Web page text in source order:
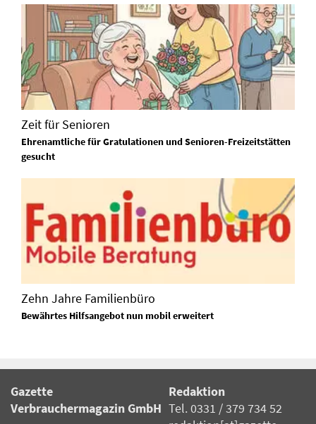
Zeit für Senioren
Ehrenamtliche für Gratulationen und Senioren-Freizeitstätten
gesucht
Zehn Jahre Familienbüro
Bewährtes Hilfsangebot nun mobil erweitert
Gazette
Verbrauchermagazin GmbH
Redaktion
Tel. 0331 / 379 734 52